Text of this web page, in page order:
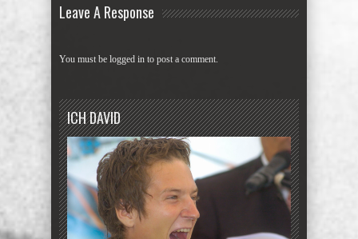
Leave A Response
You must be logged in to post a comment.
ICH DAVID